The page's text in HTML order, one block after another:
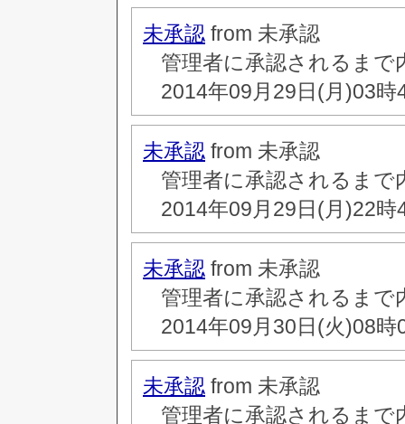
未承認 from 未承認
管理者に承認されるま
2014年09月29日(月)03時
未承認 from 未承認
管理者に承認されるま
2014年09月29日(月)22時
未承認 from 未承認
管理者に承認されるま
2014年09月30日(火)08時
未承認 from 未承認
管理者に承認されるま